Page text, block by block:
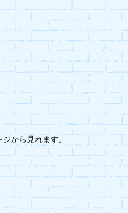
から見れます。